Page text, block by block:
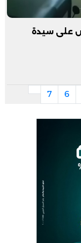
على سيدة
6
7